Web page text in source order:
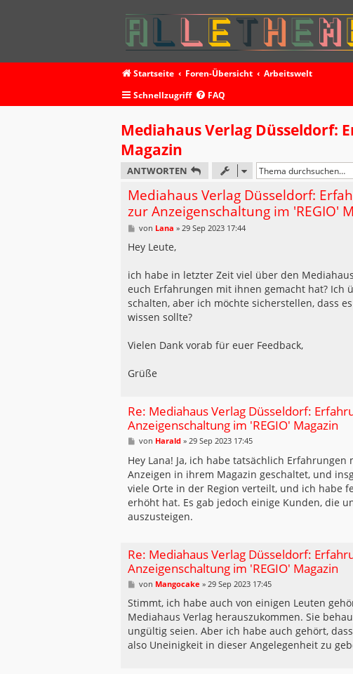
Startseite Foren-Übersicht
Arbeitswelt
Schnellzugriff
FAQ
Mediahaus Verlag Düsseldorf:
Magazin
ANTWORTEN
Mediahaus Verlag Düsseldorf:
zur Anzeigenschaltung im 'REGIO'
B
i
a
g
von Lana » 29 Sep 2023 17:44
Hey Leute,
ich habe in letzter Zeit viel über den
euch Erfahrungen mit ihnen gemacht hat? Ich
schalten, aber ich möchte sicherstellen, dass
wissen sollte?
Vielen Dank vorab für euer Feedback,
Grüße
Re: Mediahaus Verlag Düsseldorf:
Anzeigenschaltung im 'REGIO' Magazin
B
i
t
r
a
g
von Harald» 29 Sep 2023 17:45
Hey Lana! Ja, ich habe tatsächlich
Anzeigen in ihrem Magazin geschaltet, und
viele Orte in der Region verteilt, und ich habe
erhöht hat. Es gab jedoch einige Kunden, die
auszusteigen.
Re: Mediahaus Verlag Düsseldorf:
Anzeigenschaltung im 'REGIO' Magazin
B
i
r
a
g
von Mangocake » 29 Sep 2023 17:45
Stimmt, ich habe auch von einigen Leuten
Mediahaus Verlag herauszukommen. Sie
ungültig seien. Aber ich habe auch gehört,
also Uneinigkeit in dieser Angelegenheit zu